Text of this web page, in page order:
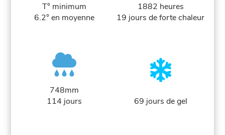
T° minimum
6.2° en moyenne
1882 heures
19 jours de forte chaleur
748mm
114 jours
69 jours de gel